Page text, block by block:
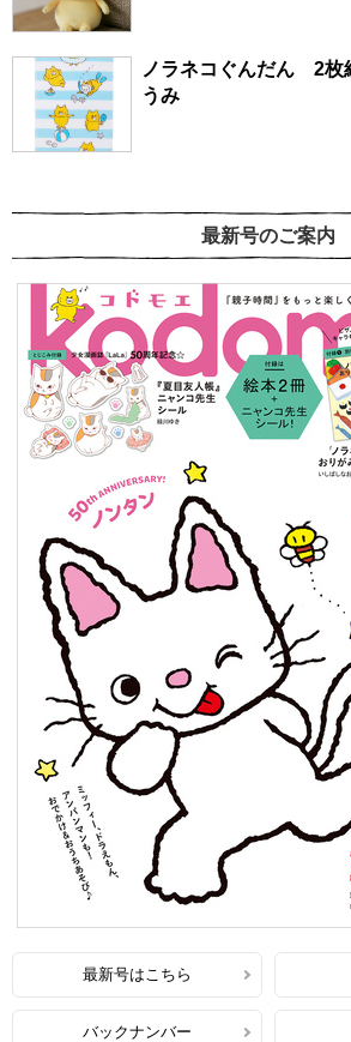
ノラネコぐんだん 2
うみ
最新号のご案内
最新号はこちら
バックナンバー